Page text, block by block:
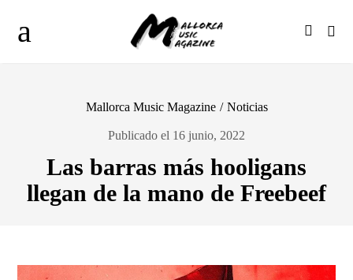
Mallorca Music Magazine / Noticias
Publicado el 16 junio, 2022
Las barras más hooligans
llegan de la mano de Freebeef